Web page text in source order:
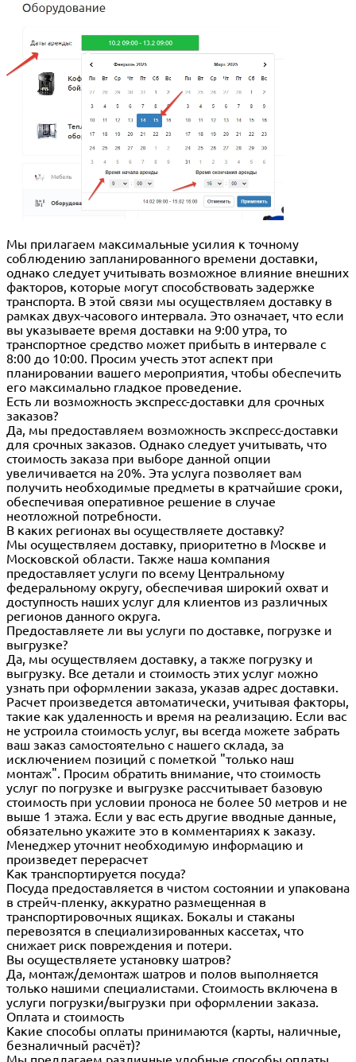
Мы прилагаем максимальные усилия к точному
соблюдению запланированного времени доставки,
однако следует учитывать возможное влияние внешних
факторов, которые могут способствовать задержке
транспорта. В этой связи мы осуществляем доставку в
рамках двух-часового интервала. Это означает, что если
вы указываете время доставки на 9:00 утра, то
транспортное средство может прибыть в интервале с
8:00 до 10:00. Просим учесть этот аспект при
планировании вашего мероприятия, чтобы обеспечить
его максимально гладкое проведение.
Есть ли возможность экспресс-доставки для срочных
заказов?
Да, мы предоставляем возможность экспресс-доставки
для срочных заказов. Однако следует учитывать, что
стоимость заказа при выборе данной опции
увеличивается на 20%. Эта услуга позволяет вам
получить необходимые предметы в кратчайшие сроки,
обеспечивая оперативное решение в случае
неотложной потребности.
В каких регионах вы осуществляете доставку?
Мы осуществляем доставку, приоритетно в Москве и
Московской области. Также наша компания
предоставляет услуги по всему Центральному
федеральному округу, обеспечивая широкий охват и
доступность наших услуг для клиентов из различных
регионов данного округа.
Предоставляете ли вы услуги по доставке, погрузке и
выгрузке?
Да, мы осуществляем доставку, а также погрузку и
выгрузку. Все детали и стоимость этих услуг можно
узнать при оформлении заказа, указав адрес доставки.
Расчет произведется автоматически, учитывая факторы,
такие как удаленность и время на реализацию. Если вас
не устроила стоимость услуг, вы всегда можете забрать
ваш заказ самостоятельно с нашего склада, за
исключением позиций с пометкой "только наш
монтаж". Просим обратить внимание, что стоимость
услуг по погрузке и выгрузке рассчитывает базовую
стоимость при условии проноса не более 50 метров и не
выше 1 этажа. Если у вас есть другие вводные данные,
обязательно укажите это в комментариях к заказу.
Менеджер уточнит необходимую информацию и
произведет перерасчет
Как транспортируется посуда?
Посуда предоставляется в чистом состоянии и упакована
в стрейч-пленку, аккуратно размещенная в
транспортировочных ящиках. Бокалы и стаканы
перевозятся в специализированных кассетах, что
снижает риск повреждения и потери.
Вы осуществляете установку шатров?
Да, монтаж/демонтаж шатров и полов выполняется
только нашими специалистами. Стоимость включена в
услуги погрузки/выгрузки при оформлении заказа.
Оплата и стоимость
Какие способы оплаты принимаются (карты, наличные,
безналичный расчёт)?